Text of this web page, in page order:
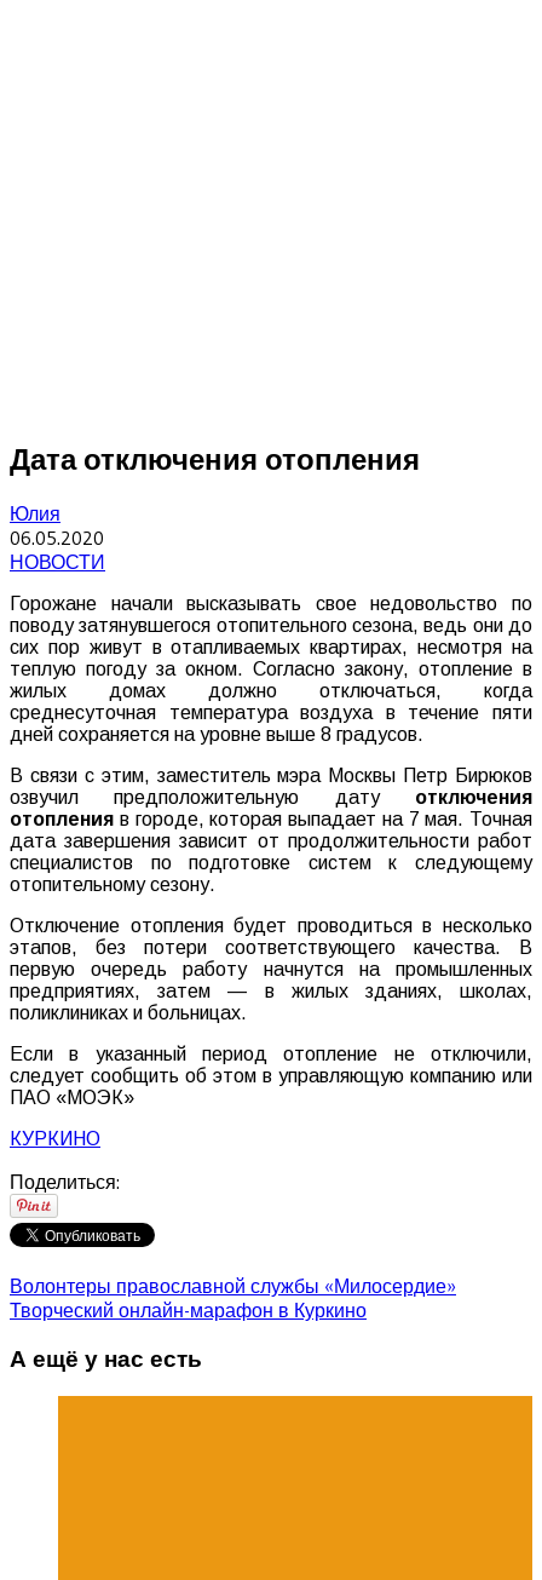
Дата отключения отопления
Юлия
06.05.2020
НОВОСТИ
Горожане начали высказывать свое недовольство по
поводу затянувшегося отопительного сезона, ведь они до
сих пор живут в отапливаемых квартирах, несмотря на
теплую погоду за окном. Согласно закону, отопление в
жилых домах должно отключаться, когда
среднесуточная температура воздуха в течение пяти
дней сохраняется на уровне выше 8 градусов.
В связи с этим, заместитель мэра Москвы Петр Бирюков
озвучил предположительную дату отключения
отопления в городе, которая выпадает на 7 мая. Точная
дата завершения зависит от продолжительности работ
специалистов по подготовке систем к следующему
отопительному сезону.
Отключение отопления будет проводиться в несколько
этапов, без потери соответствующего качества. В
первую очередь работу начнутся на промышленных
предприятиях, затем — в жилых зданиях, школах,
поликлиниках и больницах.
Если в указанный период отопление не отключили,
следует сообщить об этом в управляющую компанию или
ПАО «МОЭК»
КУРКИНО
Поделиться:
Волонтеры православной службы «Милосердие»
Творческий онлайн-марафон в Куркино
А ещё у нас есть